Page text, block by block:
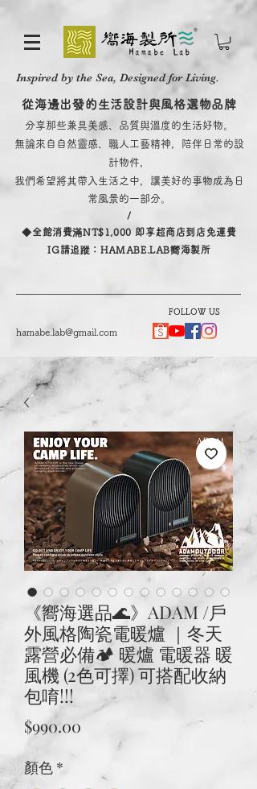
Inspired by the Sea, Designed for Living.
從海邊出發的生活設計與風格選物品牌
分享那些兼具美感、品質與溫度的生活好物。
無論來自自然靈感、職人工藝精神，陪伴日常的設
計物件，
我們希望將其帶入生活之中，讓美好的事物成為日
常風景的一部分。
/
​◆全館消費滿NT$1,000 即享超商店到店免運費
IG請追蹤：HAMABE.LAB嚮海製所
FOLLOW US
hamabe.lab@gmail.com
《嚮海選品🌊》ADAM /戶
外風格陶瓷電暖爐 ｜冬天
露營必備🏕 暖爐 電暖器 暖
風機 (2色可擇) 可搭配收納
包唷!!!
$990.00
顏色 *